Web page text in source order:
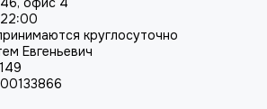
круглосуточно
Евгеньевич